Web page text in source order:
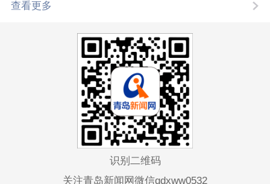
查看更多
识别二维码
关注青岛新闻网微信qdxww0532